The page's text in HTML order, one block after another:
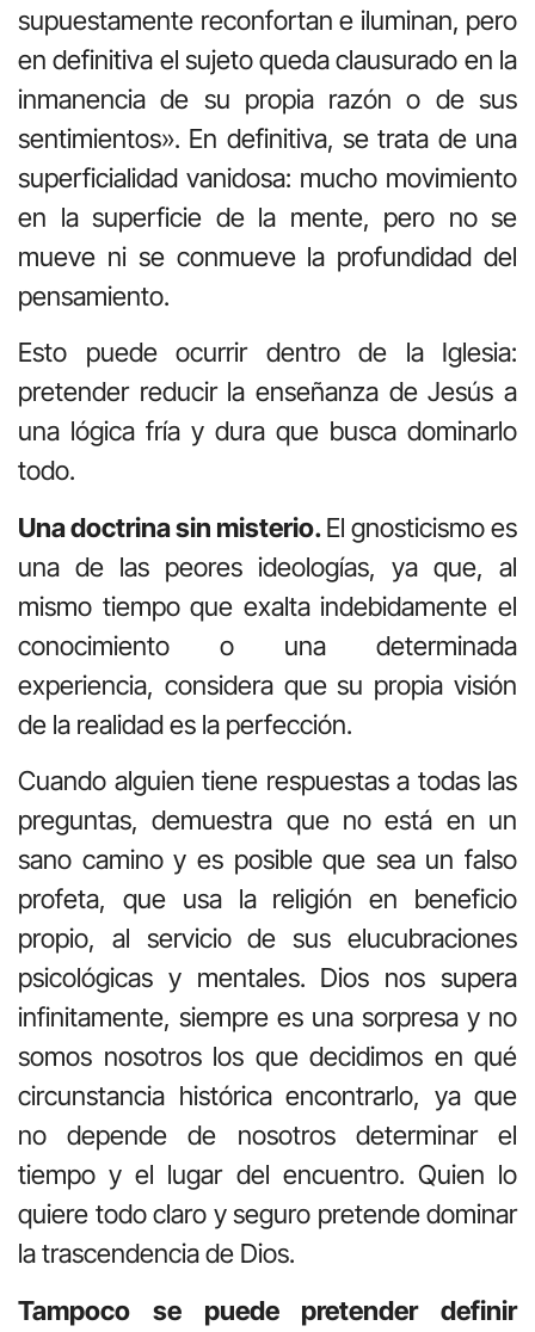
supuestamente reconfortan e iluminan, pero
en definitiva el sujeto queda clausurado en la
inmanencia de su propia razón o de sus
sentimientos». En definitiva, se trata de una
superficialidad vanidosa: mucho movimiento
en la superficie de la mente, pero no se
mueve ni se conmueve la profundidad del
pensamiento.
Esto puede ocurrir dentro de la Iglesia:
pretender reducir la enseñanza de Jesús a
una lógica fría y dura que busca dominarlo
todo.
Una doctrina sin misterio.El gnosticismo es
una de las peores ideologías, ya que, al
mismo tiempo que exalta indebidamente el
conocimiento o una determinada
experiencia, considera que su propia visión
de la realidad es la perfección.
Cuando alguien tiene respuestas a todas las
preguntas, demuestra que no está en un
sano camino y es posible que sea un falso
profeta, que usa la religión en beneficio
propio, al servicio de sus elucubraciones
psicológicas y mentales. Dios nos supera
infinitamente, siempre es una sorpresa y no
somos nosotros los que decidimos en qué
circunstancia histórica encontrarlo, ya que
no depende de nosotros determinar el
tiempo y el lugar del encuentro. Quien lo
quiere todo claro y seguro pretende dominar
la trascendencia de Dios.
Tampoco se puede pretender definir